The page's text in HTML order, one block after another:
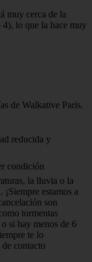
muy cerca de la
lo que la hace muy
de Walkative Paris.
reducida y
condición
la lluvia o la
estamos a
son
tormentas
si hay menos de 6
te lo
contacto